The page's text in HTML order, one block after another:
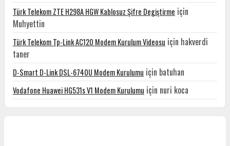
Türk Telekom ZTE H298A HGW Kablosuz Şifre Degiştirme için
Muhyettin
Türk Telekom Tp-Link AC120 Modem Kurulum Videosu için hakverdi
taner
D-Smart D-Link DSL-6740U Modem Kurulumu için batuhan
Vodafone Huawei HG531s V1 Modem Kurulumu için nuri koca